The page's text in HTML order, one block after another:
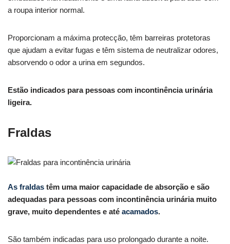
a roupa interior normal.
Proporcionam a máxima protecção, têm barreiras protetoras
que ajudam a evitar fugas e têm sistema de neutralizar odores,
absorvendo o odor a urina em segundos.
Estão indicados para pessoas com incontinência urinária
ligeira.
Fraldas
As fraldas têm uma maior capacidade de absorção e são
adequadas para pessoas com incontinência urinária muito
grave, muito dependentes e até acamados.
São também indicadas para uso prolongado durante a noite.